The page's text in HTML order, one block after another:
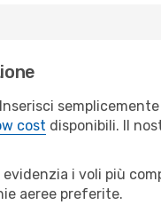
cost disponibili. Il
i voli più
aeree preferite.